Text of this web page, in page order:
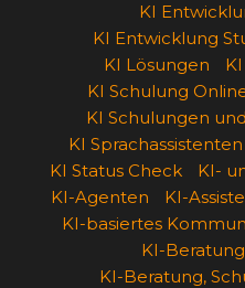
KI
KI Entwicklung
KI Lösungen
KI Schulung
KI Schulungen
KI
KI Status Check
KI-
KI-Agenten
KI-
KI-basiertes
KI-
KI-Beratung,